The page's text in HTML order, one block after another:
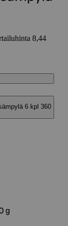
8,44
6 kpl 360
g